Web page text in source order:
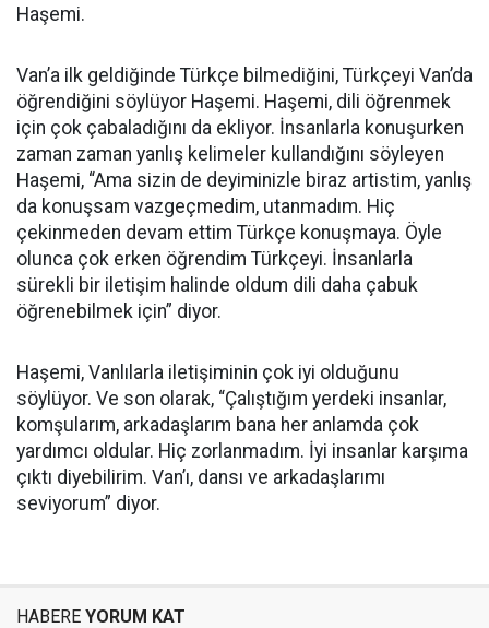
Haşemi.
Van’a ilk geldiğinde Türkçe bilmediğini, Türkçeyi Van’da
öğrendiğini söylüyor Haşemi. Haşemi, dili öğrenmek
için çok çabaladığını da ekliyor. İnsanlarla konuşurken
zaman zaman yanlış kelimeler kullandığını söyleyen
Haşemi, “Ama sizin de deyiminizle biraz artistim, yanlış
da konuşsam vazgeçmedim, utanmadım. Hiç
çekinmeden devam ettim Türkçe konuşmaya. Öyle
olunca çok erken öğrendim Türkçeyi. İnsanlarla
sürekli bir iletişim halinde oldum dili daha çabuk
öğrenebilmek için” diyor.
Haşemi, Vanlılarla iletişiminin çok iyi olduğunu
söylüyor. Ve son olarak, “Çalıştığım yerdeki insanlar,
komşularım, arkadaşlarım bana her anlamda çok
yardımcı oldular. Hiç zorlanmadım. İyi insanlar karşıma
çıktı diyebilirim. Van’ı, dansı ve arkadaşlarımı
seviyorum” diyor.
HABERE YORUM KAT